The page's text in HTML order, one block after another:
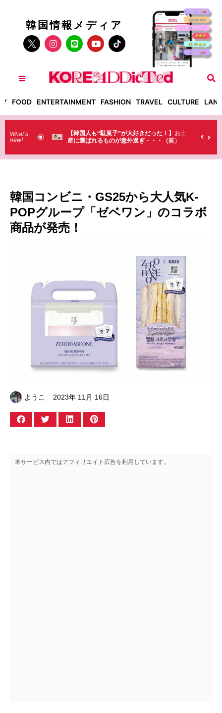
韓国情報メディア
FOOD ENTERTAINMENT FASHION TRAVEL CULTURE
What’s
new!
【韓国人も“駄菓子”が大好きだった！】お土
産に選ばれるものが意外過ぎ・・・（笑）
【そんなものまで買
ラストで韓国人が買
韓国コンビニ・GS25から大人気K-
POPグループ「ゼベワン」のコラボ
商品が発売！
ようこ 2023年 11月 16日
本サービス内ではアフィリエイト広告を利用しています。